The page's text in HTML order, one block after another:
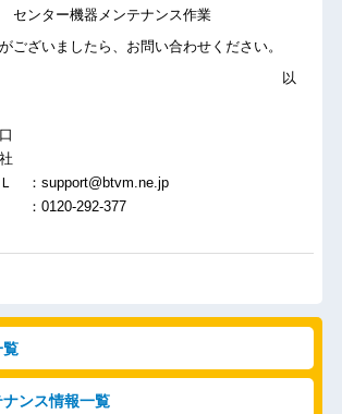
センター機器メンテナンス作業
ございましたら、お問い合わせください。
：support@btvm.ne.jp
292-377
覧
ナンス情報一覧